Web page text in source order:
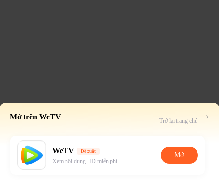
Mở trên WeTV Trở lại trang chủ
WeTV Đề xuất
Xem nội dung HD miễn phí
Mở